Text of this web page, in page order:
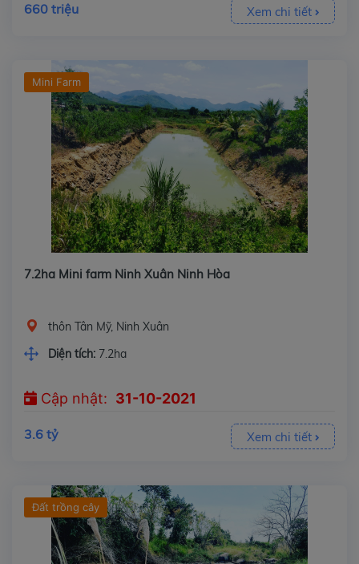
660 triệu Xem chi tiết
Mini Farm
7.2ha Mini farm Ninh Xuân Ninh Hòa
thôn Tân Mỹ, Ninh Xuân
Diện tích: 7.2ha
Cập nhật: 31-10-2021
3.6 tỷ Xem chi tiết
Đất trồng cây